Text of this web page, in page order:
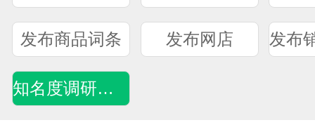
发布商品词条 发布网店
知名度调研问卷